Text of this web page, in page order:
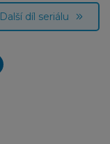
Další díl seriálu